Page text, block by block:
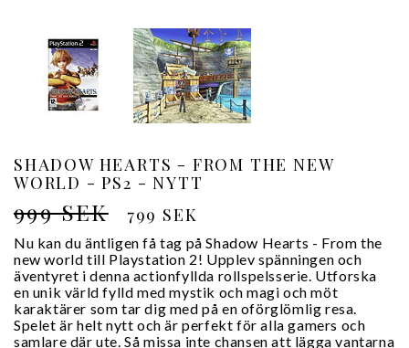
SHADOW HEARTS - FROM THE NEW
WORLD - PS2 - NYTT
999 SEK 799 SEK
Nu kan du äntligen få tag på Shadow Hearts - From the
new world till Playstation 2! Upplev spänningen och
äventyret i denna actionfyllda rollspelsserie. Utforska
en unik värld fylld med mystik och magi och möt
karaktärer som tar dig med på en oförglömlig resa.
Spelet är helt nytt och är perfekt för alla gamers och
samlare där ute. Så missa inte chansen att lägga vantarna